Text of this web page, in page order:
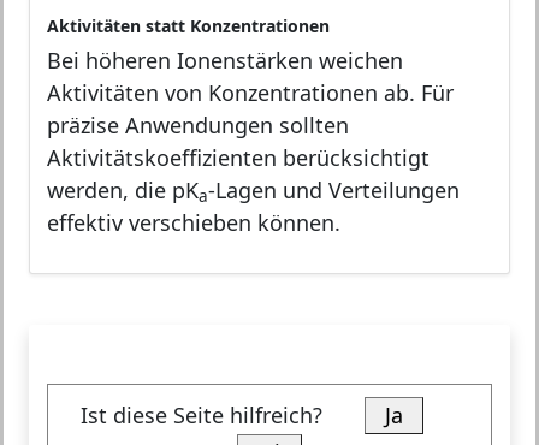
Aktivitäten statt Konzentrationen
Bei höheren Ionenstärken weichen
Aktivitäten von Konzentrationen ab. Für
präzise Anwendungen sollten
Aktivitätskoeffizienten berücksichtigt
werden, die pKa-Lagen und Verteilungen
effektiv verschieben können.
Ist diese Seite hilfreich?
Ja